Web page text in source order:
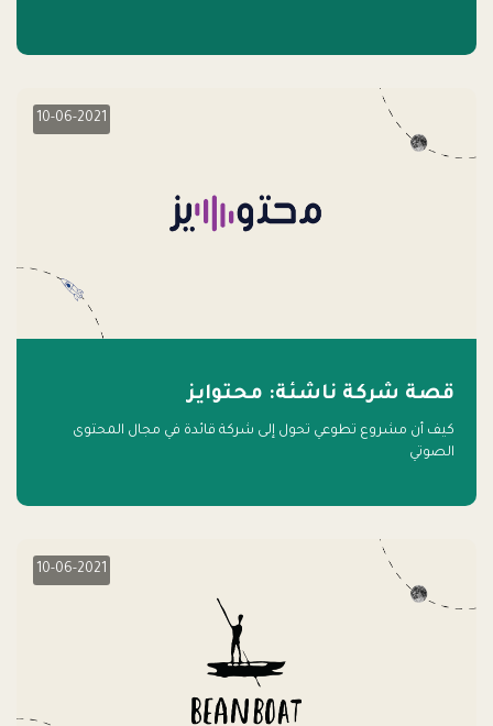
10-06-2021
قصة شركة ناشئة: محتوايز
كيف أن مشروع تطوعي تحول إلى شركة قائدة في مجال المحتوى
الصوتي
10-06-2021